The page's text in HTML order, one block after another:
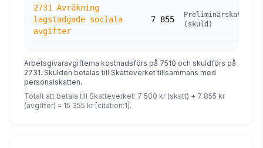
2731 Avräkning
lagstadgade sociala
avgifter
7 855
Preliminärskatt
(skuld)
Arbetsgivaravgifterna kostnadsförs på 7510 och skuldförs på
2731. Skulden betalas till Skatteverket tillsammans med
personalskatten.
Totalt att betala till Skatteverket: 7 500 kr (skatt) + 7 855 kr
(avgifter) = 15 355 kr [citation:1].